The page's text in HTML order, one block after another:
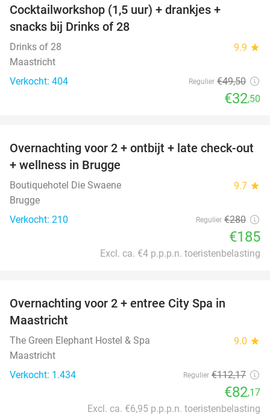
Cocktailworkshop (1,5 uur) + drankjes +
snacks bij Drinks of 28
Drinks of 28 9.9 star
Maastricht
Verkocht: 404
Regulier €49,50
€32,50
34%
Overnachting voor 2 + ontbijt + late check-out
+ wellness in Brugge
Boutiquehotel Die Swaene 9.7 star
Brugge
Verkocht: 210
Regulier €280
€185
Excl. ca. €4 p.p.p.n. toeristenbelasting
Overnachting voor 2 + entree City Spa in
Maastricht
The Green Elephant Hostel & Spa 9.0 star
Maastricht
Verkocht: 1.434
Regulier €112,17
€82,17
Excl. ca. €6,95 p.p.p.n. toeristenbelasting